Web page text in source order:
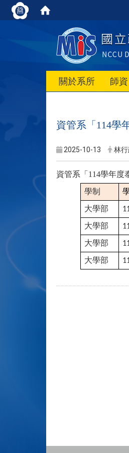
關於系所 師資
資管系「114學
2025-10-13 林
資管系「114學年度
學制
大學部
大學部
大學部
大學部